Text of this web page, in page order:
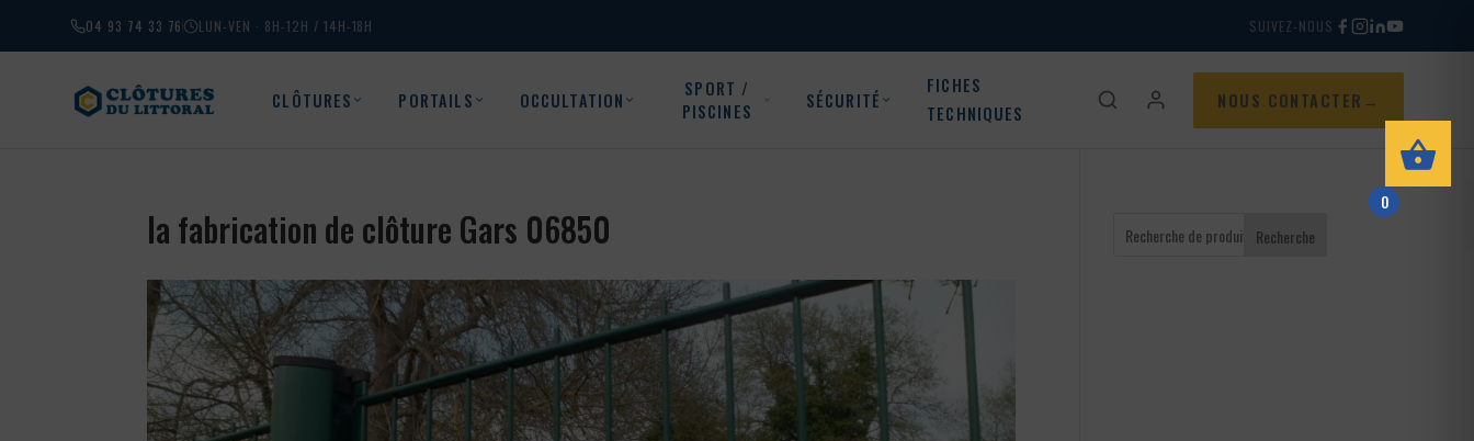
04 93 74 33 76 LUN-VEN · 8H-12H / 14H-18H SUIVEZ-NOUS
CLÔTURES PORTAILS OCCULTATION
SPORT /
PISCINES
SÉCURITÉ
FICHES
TECHNIQUES
NOUS CONTACTER
la fabrication de clôture Gars 06850 Recherche
0